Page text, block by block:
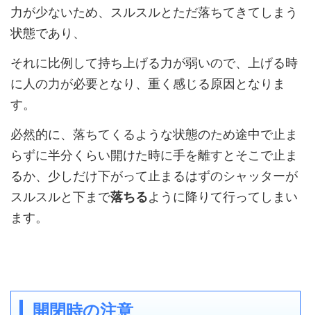
力が少ないため、スルスルとただ落ちてきてしまう
状態であり、
それに比例して持ち上げる力が弱いので、上げる時
に人の力が必要となり、重く感じる原因となりま
す。
必然的に、落ちてくるような状態のため途中で止ま
らずに半分くらい開けた時に手を離すとそこで止ま
るか、少しだけ下がって止まるはずのシャッターが
スルスルと下まで落ちるように降りて行ってしまい
ます。
開閉時の注意